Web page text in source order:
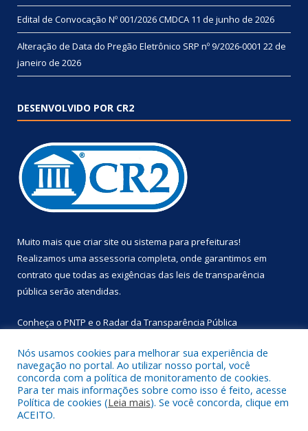
Edital de Convocação Nº 001/2026 CMDCA 11 de junho de 2026
Alteração de Data do Pregão Eletrônico SRP nº 9/2026-0001 22 de
janeiro de 2026
DESENVOLVIDO POR CR2
Muito mais que criar site ou sistema para prefeituras!
Realizamos uma assessoria completa, onde garantimos em
contrato que todas as exigências das leis de transparência
pública serão atendidas.
Conheça o PNTP e o Radar da Transparência Pública
Todos os direitos reservados a Prefeitura Municipal de
Primavera.
Nós usamos cookies para melhorar sua experiência de
navegação no portal. Ao utilizar nosso portal, você
concorda com a política de monitoramento de cookies.
Para ter mais informações sobre como isso é feito, acesse
Política de cookies (Leia mais). Se você concorda, clique em
ACEITO.